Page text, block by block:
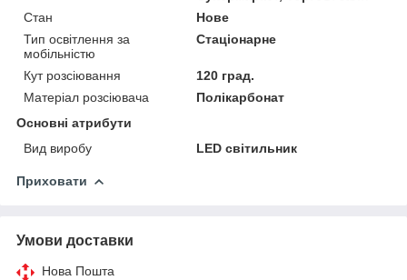
Стан
Нове
Тип освітлення за
мобільністю
Стаціонарне
Кут розсіювання
120 град.
Матеріал розсіювача
Полікарбонат
Основні атрибути
Вид виробу
LED світильник
Приховати
Умови доставки
Нова Пошта